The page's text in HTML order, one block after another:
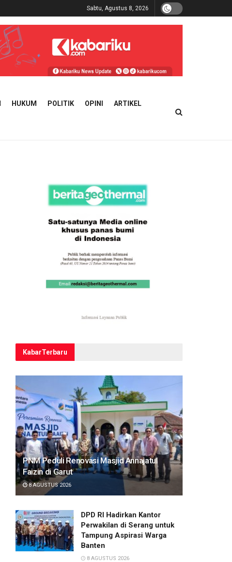
Sabtu, Agustus 8, 2026
HUKUM POLITIK OPINI ARTIKEL
KabarTerbaru
PNM Peduli Renovasi Masjid Annajatul
Faizin di Garut
8 AGUSTUS 2026
DPD RI Hadirkan Kantor
Perwakilan di Serang untuk
Tampung Aspirasi Warga
Banten
8 AGUSTUS 2026